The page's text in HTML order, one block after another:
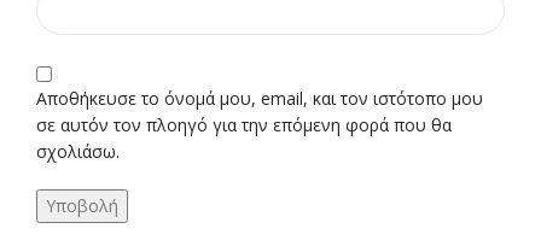
Αποθήκευσε το όνομά μου, email, και τον ιστότοπο μου
σε αυτόν τον πλοηγό για την επόμενη φορά που θα
σχολιάσω.